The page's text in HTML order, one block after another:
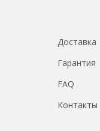
Доставка
Гарантия
FAQ
Контакты